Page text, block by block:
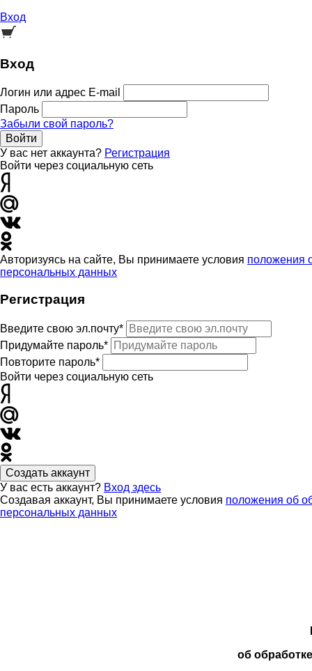
Вход
Вход
Логин или адрес E-mail
Пароль
Забыли свой пароль?
Войти
У вас нет аккаунта? Регистрация
Войти через социальную сеть
Авторизуясь на сайте, Вы принимаете условия положения
персональных данных
Регистрация
Введите свою эл.почту*
Придумайте пароль*
Повторите пароль*
Войти через социальную сеть
Создать аккаунт
У вас есть аккаунт? Вход здесь
Создавая аккаунт, Вы принимаете условия положения об
персональных данных
об